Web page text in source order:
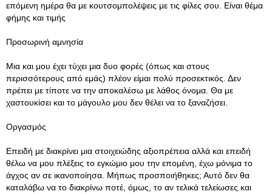
επόμενη ημέρα θα με κουτσομπολέψεις με τις φίλες σου. Είναι θέμα
φήμης και τιμής
Προσωρινή αμνησία
Μια και μου έχει τύχει μια δυο φορές (όπως και στους
περισσότερους από εμάς) πλέον είμαι πολύ προσεκτικός. Δεν
πρέπει με τίποτε να την αποκαλέσω με λάθος όνομα. Θα με
χαστουκίσει και το μάγουλο μου δεν θέλει να το ξαναζήσει.
Οργασμός
Επειδή με διακρίνει μια στοιχειώδης αξιοπρέπεια αλλά και επειδή
θέλω να μου πλέξεις το εγκώμιο μου την επομένη, έχω μόνιμα το
άγχος αν σε ικανοποίησα. Μήπως προσποιήθηκες; Αυτό δεν θα
καταλάβω να το διακρίνω ποτέ, όμως, το αν τελικά τελείωσες και